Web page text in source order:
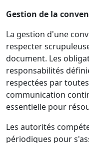
Gestion de la
La gestion d'une
respecter
document. Les
responsabilités
respectées par
communication
essentielle pour
Les autorités
périodiques pour